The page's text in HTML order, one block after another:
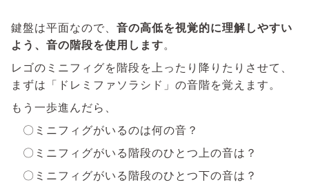
鍵盤は平面なので、 音の高低を視覚的に理解しやすい
よう、音の階段を使用します。
レゴのミニフィグを階段を上ったり降りたりさせて、
まずは「ドレミファソラシド」の音階を覚えます。
もう一歩進んだら、
〇ミニフィグがいるのは何の音？
〇ミニフィグがいる階段のひとつ上の音は？
〇ミニフィグがいる階段のひとつ下の音は？